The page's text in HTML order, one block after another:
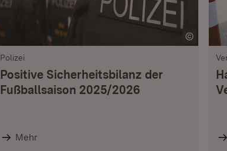
Polizei
Positive Sicherheitsbilanz der
Fußballsaison 2025/2026
Mehr